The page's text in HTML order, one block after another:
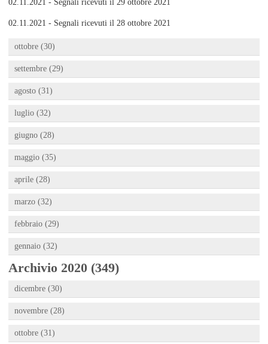
02.11.2021 - Segnali ricevuti il 28 ottobre 2021
ottobre (30)
settembre (29)
agosto (31)
luglio (32)
giugno (28)
maggio (35)
aprile (28)
marzo (32)
febbraio (29)
gennaio (32)
Archivio 2020 (349)
dicembre (30)
novembre (28)
ottobre (31)